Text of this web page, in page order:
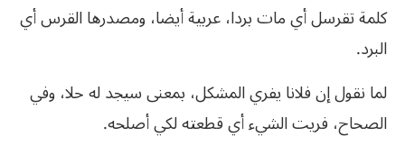
كلمة تقرسل أي مات بردا، عربية أيضا، ومصدرها القرس أي
البرد.
لما نقول إن فلانا يفري المشكل، بمعنى سيجد له حلا، وفي
الصحاح، فريت الشيء أي قطعته لكي أصلحه.